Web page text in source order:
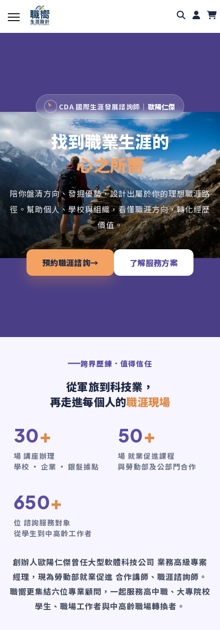
CDA 國際生涯發展諮詢師｜ 歐陽仁傑
找到職業生涯的
心之所嚮
陪你盤清方向、發掘優勢，設計出屬於你的理想職涯路
徑。幫助個人、學校與組織，看懂職涯方向，轉化經歷
價值。
預約職涯諮詢→ 了解服務方案
跨界歷練．值得信任
從軍旅到科技業，
再走進每個人的職涯現場
30+
場 講座辦理
學校 · 企業 · 銀髮據點
50+
場 就業促進課程
與勞動部及公部門合作
650+
位 諮詢服務對象
從學生到中高齡工作者
創辦人歐陽仁傑曾任大型軟體科技公司 業務高級專案
經理，現為勞動部就業促進 合作講師、職涯諮詢師。
職嚮更集結六位專業顧問，一起服務高中職、大專院校
學生、職場工作者與中高齡職場轉換者。